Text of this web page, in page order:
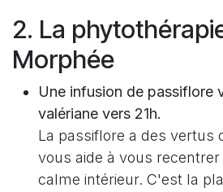
2. La
Morphée
Une infusion de passiflore
valériane vers 21h.
La passiflore a des vertus
vous aide à vous
calme intérieur. C'est la